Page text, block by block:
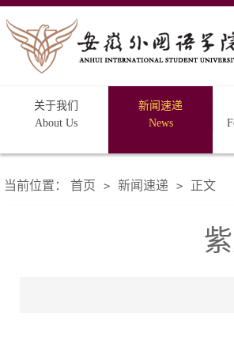
关于我们
About Us
新闻速递
News
当前位置： 首页 > 新闻速递 > 正文